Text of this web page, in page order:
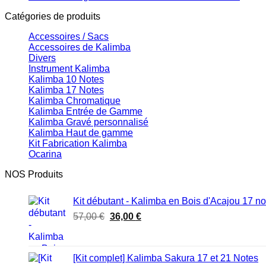
Catégories de produits
Accessoires / Sacs
Accessoires de Kalimba
Divers
Instrument Kalimba
Kalimba 10 Notes
Kalimba 17 Notes
Kalimba Chromatique
Kalimba Entrée de Gamme
Kalimba Gravé personnalisé
Kalimba Haut de gamme
Kit Fabrication Kalimba
Ocarina
NOS Produits
Kit débutant - Kalimba en Bois d'Acajou 17
57,00€ Le
était :
36,00 €Le
est :
[Kit complet] Kalimba Sakura 17 et 21 Notes